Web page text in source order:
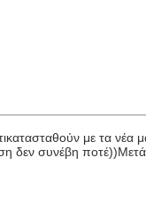
με τα νέα
δεν συνέβη